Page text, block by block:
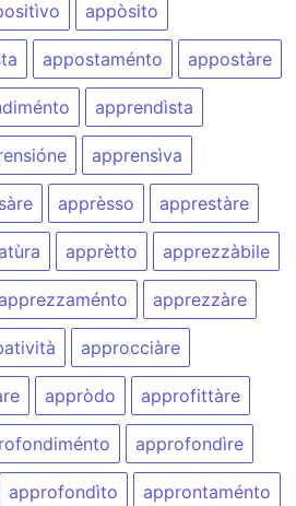
appòsito
appostaménto appostàre
apprendìsta
apprensìva
apprèsso apprestàre
apprètto apprezzàbile
apprezzaménto apprezzàre
approcciàre
appròdo approfittàre
approfondìre
approfondìto approntaménto